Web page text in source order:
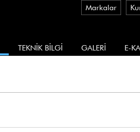
Markalar
TEKNİK BİLGİ GALERİ E-